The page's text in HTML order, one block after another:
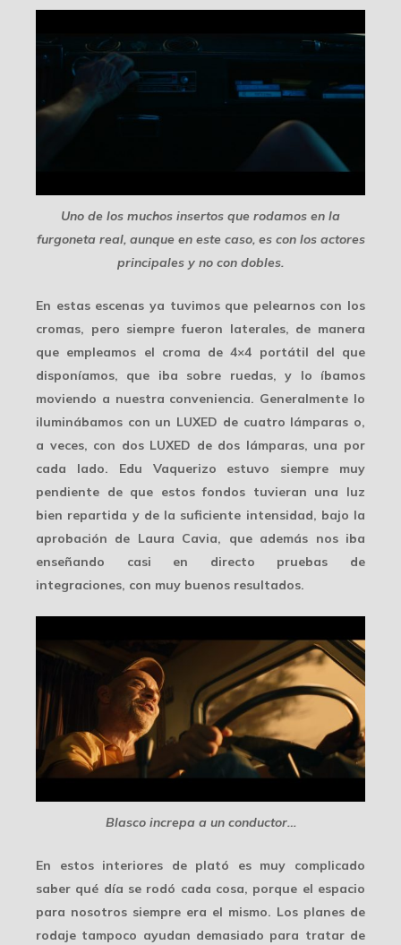
Uno de los muchos insertos que rodamos en la
furgoneta real, aunque en este caso, es con los actores
principales y no con dobles.
En estas escenas ya tuvimos que pelearnos con los
cromas, pero siempre fueron laterales, de manera
que empleamos el croma de 4×4 portátil del que
disponíamos, que iba sobre ruedas, y lo íbamos
moviendo a nuestra conveniencia. Generalmente lo
iluminábamos con un LUXED de cuatro lámparas o,
a veces, con dos LUXED de dos lámparas, una por
cada lado. Edu Vaquerizo estuvo siempre muy
pendiente de que estos fondos tuvieran una luz
bien repartida y de la suficiente intensidad, bajo la
aprobación de Laura Cavia, que además nos iba
enseñando casi en directo pruebas de
integraciones, con muy buenos resultados.
Blasco increpa a un conductor…
En estos interiores de plató es muy complicado
saber qué día se rodó cada cosa, porque el espacio
para nosotros siempre era el mismo. Los planes de
rodaje tampoco ayudan demasiado para tratar de